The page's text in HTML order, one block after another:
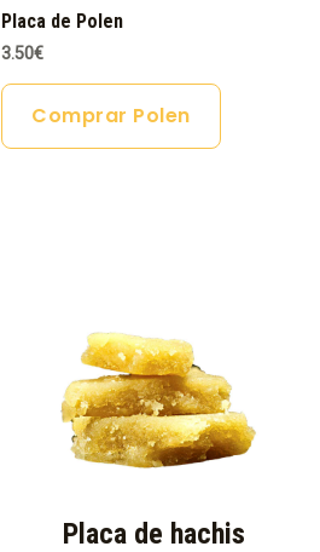
Placa de Polen
3.50€
Comprar Polen
Placa de hachis